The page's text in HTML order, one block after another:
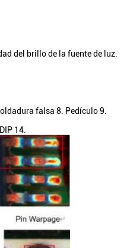
del brillo de la fuente de luz.
falsa 8. Pedículo 9.
14.